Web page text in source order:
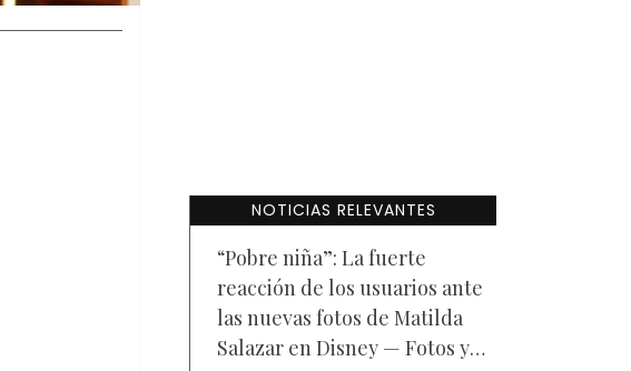
NOTICIAS RELEVANTES
“Pobre niña”: La fuerte
reacción de los usuarios ante
las nuevas fotos de Matilda
Salazar en Disney — Fotos y